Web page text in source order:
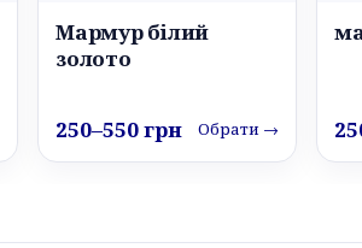
Мармур білий
золото
250–550 грн Обрати →